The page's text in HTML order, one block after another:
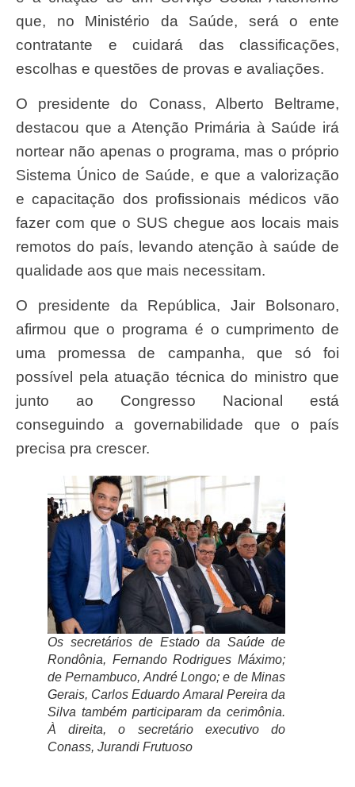
que, no Ministério da Saúde, será o ente
contratante e cuidará das classificações,
escolhas e questões de provas e avaliações.
O presidente do Conass, Alberto Beltrame,
destacou que a Atenção Primária à Saúde irá
nortear não apenas o programa, mas o próprio
Sistema Único de Saúde, e que a valorização
e capacitação dos profissionais médicos vão
fazer com que o SUS chegue aos locais mais
remotos do país, levando atenção à saúde de
qualidade aos que mais necessitam.
O presidente da República, Jair Bolsonaro,
afirmou que o programa é o cumprimento de
uma promessa de campanha, que só foi
possível pela atuação técnica do ministro que
junto ao Congresso Nacional está
conseguindo a governabilidade que o país
precisa pra crescer.
Os secretários de Estado da Saúde de
Rondônia, Fernando Rodrigues Máximo;
de Pernambuco, André Longo; e de Minas
Gerais, Carlos Eduardo Amaral Pereira da
Silva também participaram da cerimônia.
À direita, o secretário executivo do
Conass, Jurandi Frutuoso